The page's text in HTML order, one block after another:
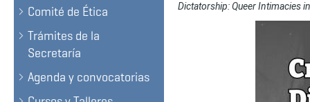
Comité de Ética
Trámites de la
Secretaría
Agenda y convocatorias
Dictatorship: Queer Intimacies